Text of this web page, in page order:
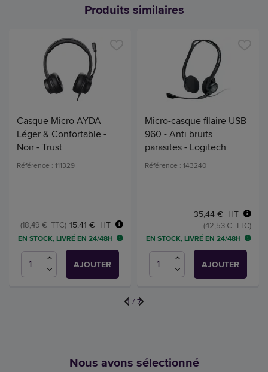
Produits similaires
Casque Micro AYDA
Léger & Confortable -
Noir - Trust
Référence : 111329
15,41 € HT
(18,49 € TTC)
EN STOCK, LIVRÉ EN 24/48H
AJOUTER
Micro-casque filaire USB
960 - Anti bruits
parasites - Logitech
Référence : 143240
35,44 € HT
(42,53 € TTC)
EN STOCK, LIVRÉ EN 24/48H
AJOUTER
1 / 7
Nous avons sélectionné